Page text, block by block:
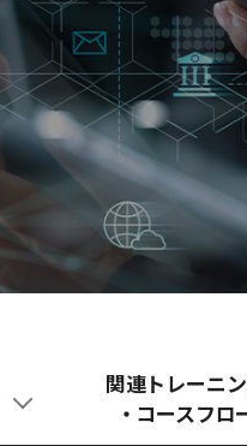
関連トレーニ
・コースフロ